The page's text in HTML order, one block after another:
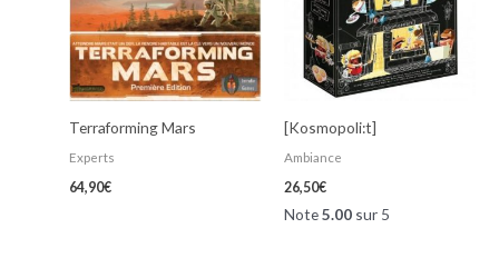
Terraforming Mars
Experts
64,90€
[Kosmopoli:t]
Ambiance
26,50€
Note5.00sur 5